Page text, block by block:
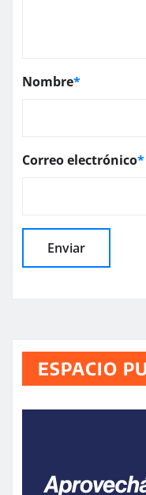
Nombre*
Correo electrónico*
ESPACIO